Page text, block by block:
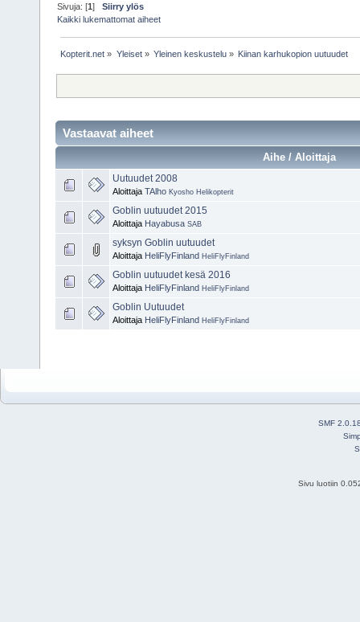
Sivuja: [1]Siirry ylös
Kaikki lukemattomat aiheet
Kopterit.net » Yleiset» Yleinen keskustelu» Kiinan karhukopion uutuudet
Vastaavat aiheet
Aihe / Aloittaja
Uutuudet 2008
Aloittaja TAlho Kyosho Helikopterit
Goblin uutuudet 2015
Aloittaja Hayabusa SAB
syksyn Goblin uutuudet
Aloittaja HeliFlyFinland HeliFlyFinland
Goblin uutuudet kesä 2016
Aloittaja HeliFlyFinland HeliFlyFinland
Goblin Uutuudet
Aloittaja HeliFlyFinland HeliFlyFinland
SMF
Sivu luotiin